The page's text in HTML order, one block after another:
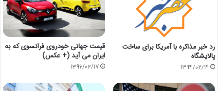
رد خبر مذاکره با آمریکا برای ساخت
پالایشگاه
1394/02/19
قیمت جهانی خودروی فرانسوی که به
ایران می آید (+ عکس)
1396/02/17